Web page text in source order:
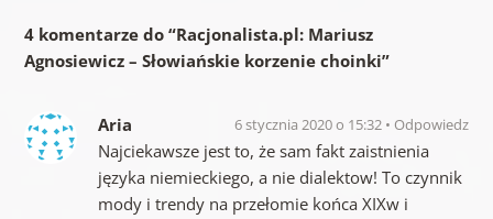
4 komentarze do “Racjonalista.pl: Mariusz
Agnosiewicz – Słowiańskie korzenie choinki”
Aria 6 stycznia 2020 o 15:32 Odpowiedz
Najciekawsze jest to, że sam fakt zaistnienia
języka niemieckiego, a nie dialektow! To czynnik
mody i trendy na przełomie końca XIXw i